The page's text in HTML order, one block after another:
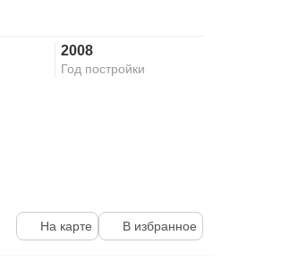
2008
Год постройки
На карте В избранное